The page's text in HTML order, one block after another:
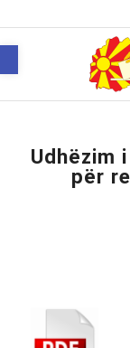
Udhëzim
për
Open toolbar